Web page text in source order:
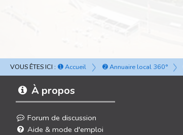
VOUS ÊTES ICI : ➊ Accueil ➋ Annuaire local 360°
À propos
Forum de discussion
Aide & mode d'emploi